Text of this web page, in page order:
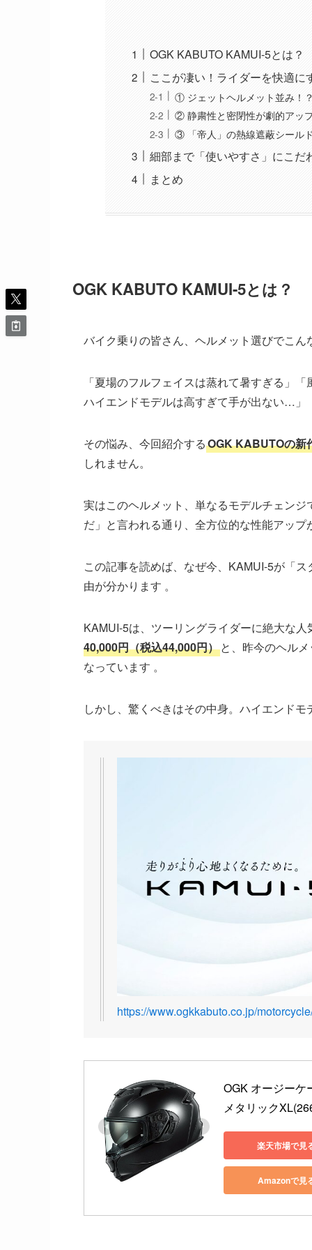
OGK KABUTO KAMUI-5とは？
ここが凄い！ライダーを快適に
① ジェットヘルメット並み！
② 静粛性と密閉性が劇的アッ
③ 「帝人」の熱線遮蔽シール
細部まで「使いやすさ」にこだ
まとめ
OGK KABUTO KAMUI-5とは？
バイク乗りの皆さん、ヘルメット選びでこん
「夏場のフルフェイスは蒸れて暑すぎる」
ハイエンドモデルは高すぎて手が出ない…」
その悩み、今回紹介するOGK KABUTOの新
しれません。
実はこのヘルメット、単なるモデルチェン
だ」と言われる通り、全方位的な性能アップ
この記事を読めば、なぜ今、KAMUI-5が「
由が分かります 。
KAMUI-5は、ツーリングライダーに絶大な
40,000円（税込44,000円）と、昨今のヘル
なっています 。
しかし、驚くべきはその中身。ハイエンド
https://www.ogkkabuto.co.jp/
OGK オージーケ
メタリック
楽天市場で見
Amazonで見